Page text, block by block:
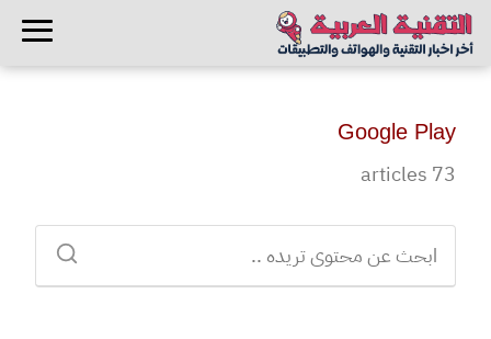
Google Play
73 articles